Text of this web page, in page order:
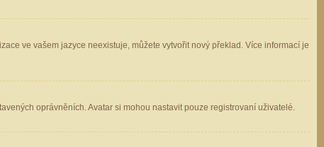
ve vašem jazyce neexistuje, můžete vytvořit nový překlad. Více informací je
oprávněních. Avatar si mohou nastavit pouze registrovaní uživatelé.